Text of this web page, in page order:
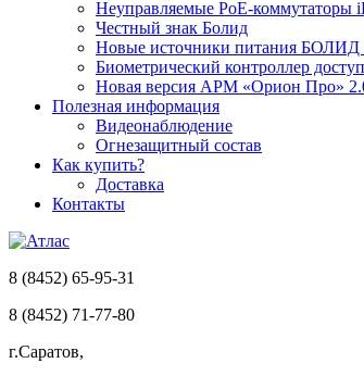
Неуправляемые PoE-коммутаторы
Честный знак Болид
Новые источники питания БОЛИД
Биометрический контроллер
Новая версия АРМ «Орион Про»
Полезная информация
Видеонаблюдение
Огнезащитный состав
Как купить?
Доставка
Контакты
8 (8452) 65-95-31
8 (8452) 71-77-80
г.Саратов,